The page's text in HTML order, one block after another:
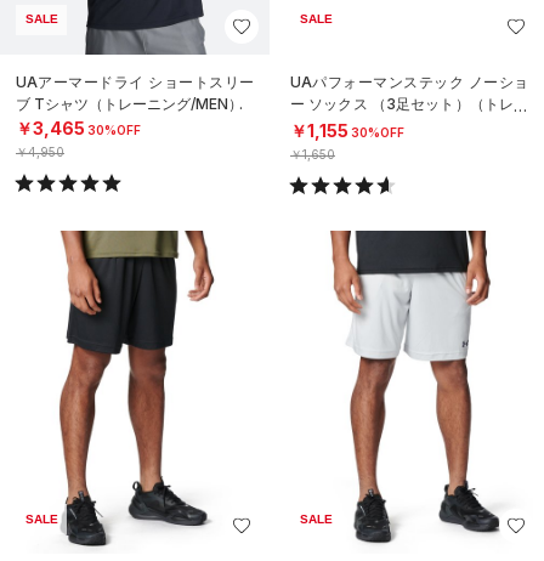
SALE
UAアーマードライ ショートスリー
ブ Tシャツ（トレーニング/MEN）
￥3,465 30%OFF
￥4,950
SALE
UAパフォーマンステック ノーショ
ー ソックス （3足セット）（トレー
ニング/UNISEX）
￥1,155 30%OFF
￥1,650
SALE SALE